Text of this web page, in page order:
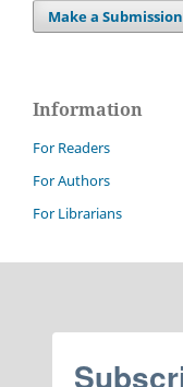
Make a Submission
Information
For Readers
For Authors
For Librarians